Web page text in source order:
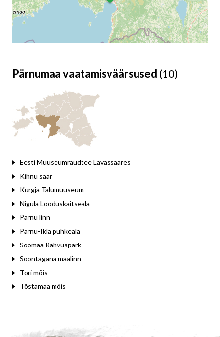
Pärnumaa vaatamisväärsused (10)
Eesti Muuseumraudtee Lavassaares
Kihnu saar
Kurgja Talumuuseum
Nigula Looduskaitseala
Pärnu linn
Pärnu-Ikla puhkeala
Soomaa Rahvuspark
Soontagana maalinn
Tori mõis
Tõstamaa mõis